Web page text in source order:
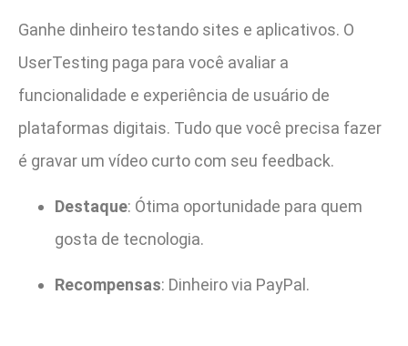
Ganhe dinheiro testando sites e aplicativos. O
UserTesting paga para você avaliar a
funcionalidade e experiência de usuário de
plataformas digitais. Tudo que você precisa fazer
é gravar um vídeo curto com seu feedback.
Destaque: Ótima oportunidade para quem
gosta de tecnologia.
Recompensas: Dinheiro via PayPal.